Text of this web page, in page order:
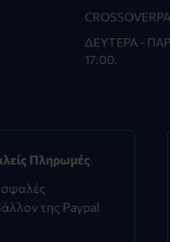
ΔΕΥΤΈΡΑ -
17:00.
Πληρωμές
της Paypal